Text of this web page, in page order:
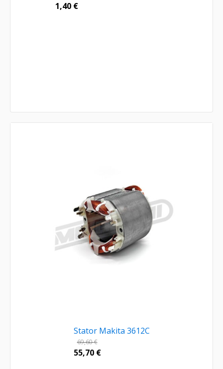
1,40 €
Stator Makita 3612C
69,60€
55,70 €